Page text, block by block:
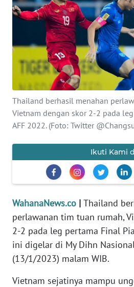
Thailand berhasil menahan
Vietnam dengan skor 2-2 pada
AFF 2022. (Foto: Twitter
Ikuti Kami
WahanaNews.co | Thailand
perlawanan tim tuan rumah,
2-2 pada leg pertama Final
ini digelar di My Dihn
(13/1/2023) malam WIB.
Vietnam sejatinya mampu
SAINS-TEKNO
KESEHATAN
INTERNASIONAL
SERBA-SERBI
OLAHRAGA
EDITORIAL
Informasi
BERITA